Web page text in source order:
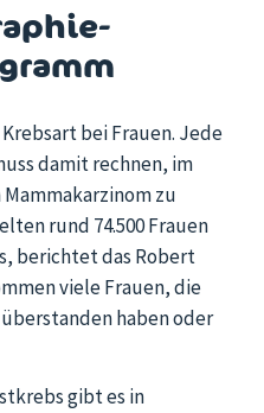
bei Frauen. Jede
damit rechnen, im
zu
rund 74.500 Frauen
berichtet das Robert
viele Frauen, die
haben oder
gibt es in